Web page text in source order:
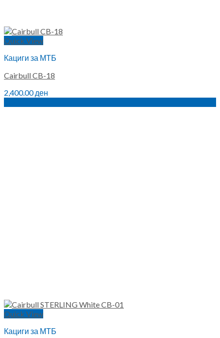
Quick View
Кациги за МТБ
Cairbull CB-18
2,400.00ден
Quick View
Кациги за МТБ